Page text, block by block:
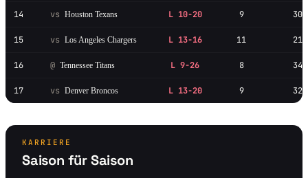
14 vs Houston Texans L 10-20 9 30
15 vs Los Angeles Chargers L 13-16 11 21
16 @ Tennessee Titans L 9-26 8 34
17 vs Denver Broncos L 13-20 9 32
KARRIERE
Saison für Saison